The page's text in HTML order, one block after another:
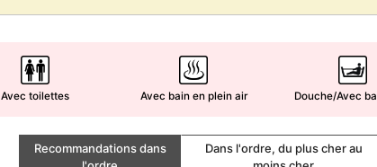
Avec toilettes Avec bain en plein air Douche/Avec
Recommandations dans
Dans l'ordre, du plus cher au